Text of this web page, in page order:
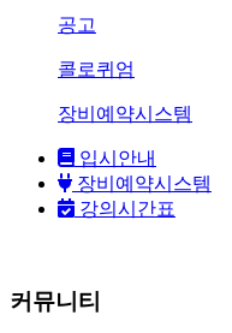
공고
콜로퀴엄
장비예약시스템
입시안내
장비예약시스템
강의시간표
커뮤니티